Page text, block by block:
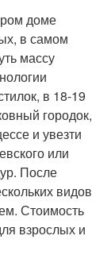
доме
в самом
массу
в 18-19
городок,
и увезти
или
После
видов
Стоимость
взрослых и